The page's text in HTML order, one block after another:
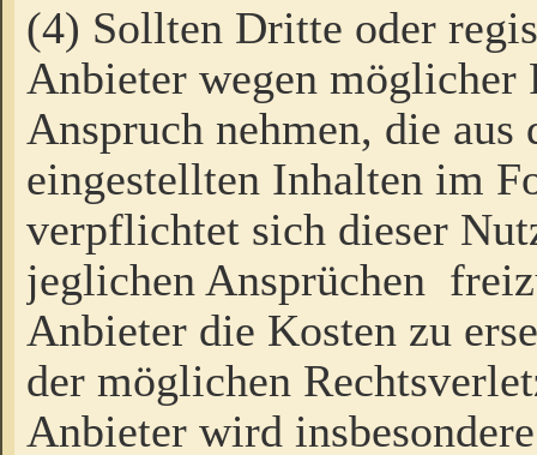
(4) Sollten Dritte oder
Anbieter wegen möglicher
Anspruch nehmen, die
eingestellten Inhalten im
verpflichtet sich dieser
jeglichen Ansprüchen
Anbieter die Kosten zu
der möglichen
Anbieter wird